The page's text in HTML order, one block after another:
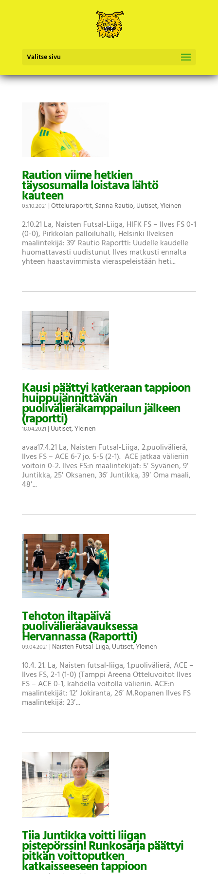
Valitse sivu
Raution viime hetkien
täysosumalla loistava lähtö
kauteen
05.10.2021 |Otteluraportit,Sanna Rautio,Uutiset,Yleinen
2.10.21 La, Naisten Futsal-Liiga, HIFK FS – Ilves FS 0-1
(0-0), Pirkkolan palloiluhalli, Helsinki Ilveksen
maalintekijä: 39′ Rautio Raportti: Uudelle kaudelle
huomattavasti uudistunut Ilves matkusti ennalta
yhteen haastavimmista vieraspeleistään heti...
Kausi päättyi katkeraan tappioon
huippujännittävän
puolivälieräkamppailun jälkeen
(raportti)
18.04.2021 | Uutiset,Yleinen
avaa17.4.21 La, Naisten Futsal-Liiga, 2.puolivälierä,
Ilves FS – ACE 6-7 jo. 5-5 (2-1). ACE jatkaa välieriin
voitoin 0-2. Ilves FS:n maalintekijät: 5′ Syvänen, 9′
Juntikka, 25′ Oksanen, 36′ Juntikka, 39′ Oma maali,
48′...
Tehoton iltapäivä
puolivälieräavauksessa
Hervannassa (Raportti)
09.04.2021 | Naisten Futsal-Liiga,Uutiset,Yleinen
10.4. 21. La, Naisten futsal-liiga, 1.puolivälierä, ACE –
Ilves FS, 2-1 (1-0) (Tamppi Areena Otteluvoitot Ilves
FS – ACE 0-1, kahdella voitolla välieriin. ACE:n
maalintekijät: 12′ Jokiranta, 26′ M.Ropanen Ilves FS
maalintekijä: 23′...
Tiia Juntikka voitti liigan
pistepörssin! Runkosarja päättyi
pitkän voittoputken
katkaisseeseen tappioon